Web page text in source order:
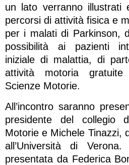
un lato verranno illustrati
percorsi di attività fisica e
per i malati di Parkinson,
possibilità ai pazienti
iniziale di malattia, di
attività motoria
Scienze Motorie.
All’incontro saranno
presidente del collegio
Motorie e Michele Tinazzi,
all’Università di
presentata da Federica